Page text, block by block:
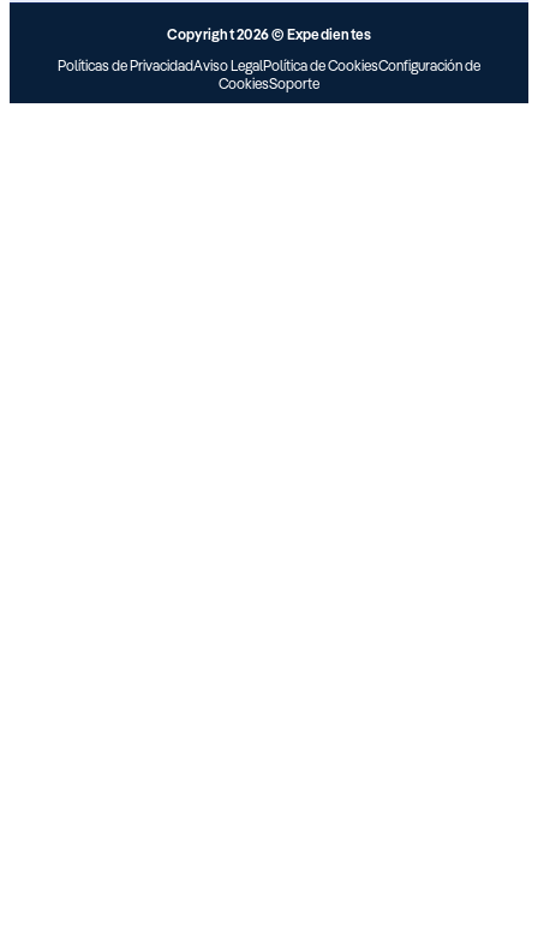
Copyright 2026 © Expedientes
Políticas de PrivacidadAviso LegalPolítica de CookiesConfiguración de
CookiesSoporte